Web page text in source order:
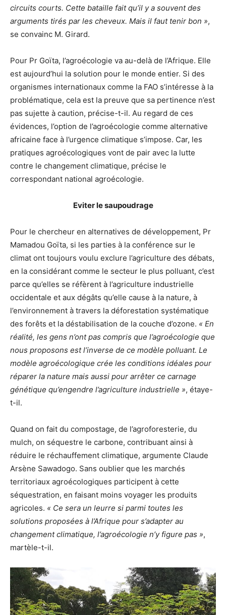
circuits courts. Cette bataille fait qu’il y a souvent des
arguments tirés par les cheveux. Mais il faut tenir bon »,
se convainc M. Girard.
Pour Pr Goïta, l’agroécologie va au-delà de l’Afrique. Elle
est aujourd’hui la solution pour le monde entier. Si des
organismes internationaux comme la FAO s’intéresse à la
problématique, cela est la preuve que sa pertinence n’est
pas sujette à caution, précise-t-il. Au regard de ces
évidences, l’option de l’agroécologie comme alternative
africaine face à l’urgence climatique s’impose. Car, les
pratiques agroécologiques vont de pair avec la lutte
contre le changement climatique, précise le
correspondant national agroécologie.
Eviter le saupoudrage
Pour le chercheur en alternatives de développement, Pr
Mamadou Goïta, si les parties à la conférence sur le
climat ont toujours voulu exclure l’agriculture des débats,
en la considérant comme le secteur le plus polluant, c’est
parce qu’elles se réfèrent à l’agriculture industrielle
occidentale et aux dégâts qu’elle cause à la nature, à
l’environnement à travers la déforestation systématique
des forêts et la déstabilisation de la couche d’ozone. « En
réalité, les gens n’ont pas compris que l’agroécologie que
nous proposons est l’inverse de ce modèle polluant. Le
modèle agroécologique crée les conditions idéales pour
réparer la nature mais aussi pour arrêter ce carnage
génétique qu’engendre l’agriculture industrielle », étaye-
t-il.
Quand on fait du compostage, de l’agroforesterie, du
mulch, on séquestre le carbone, contribuant ainsi à
réduire le réchauffement climatique, argumente Claude
Arsène Sawadogo. Sans oublier que les marchés
territoriaux agroécologiques participent à cette
séquestration, en faisant moins voyager les produits
agricoles. « Ce sera un leurre si parmi toutes les
solutions proposées à l’Afrique pour s’adapter au
changement climatique, l’agroécologie n’y figure pas »,
martèle-t-il.